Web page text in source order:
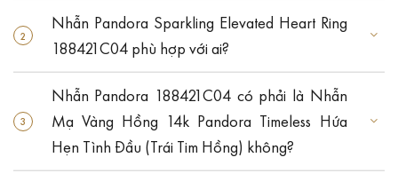
Nhẫn Pandora Sparkling Elevated Heart Ring
188421C04 phù hợp với ai?
Nhẫn Pandora 188421C04 có phải là Nhẫn
Mạ Vàng Hồng 14k Pandora Timeless Hứa
Hẹn Tình Đầu (Trái Tim Hồng) không?